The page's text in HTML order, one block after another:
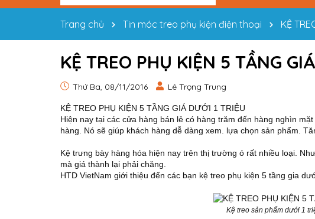
Trang chủ Tin móc treo phụ kiện điện thoại KỆ
KỆ TREO PHỤ KIỆN 5 TẦNG
Thứ Ba, 08/11/2016 Lê Trọng Trung
KỆ TREO PHỤ KIỆN 5 TẦNG GIÁ DƯỚI 1 TRIỆU
Hiện nay tại các cửa hàng bán lẻ có hàng trăm đến hàng nghìn
hàng. Nó sẽ giúp khách hàng dễ dàng xem. lựa chọn sản phẩm.
Kệ trưng bày hàng hóa hiện nay trên thị trường ó rất nhiều loại.
mà giá thành lại phải chăng.
HTD VietNam giới thiệu đến các bạn kệ treo phụ kiện 5 tầng gia
Kệ treo sản phẩm dưới 1